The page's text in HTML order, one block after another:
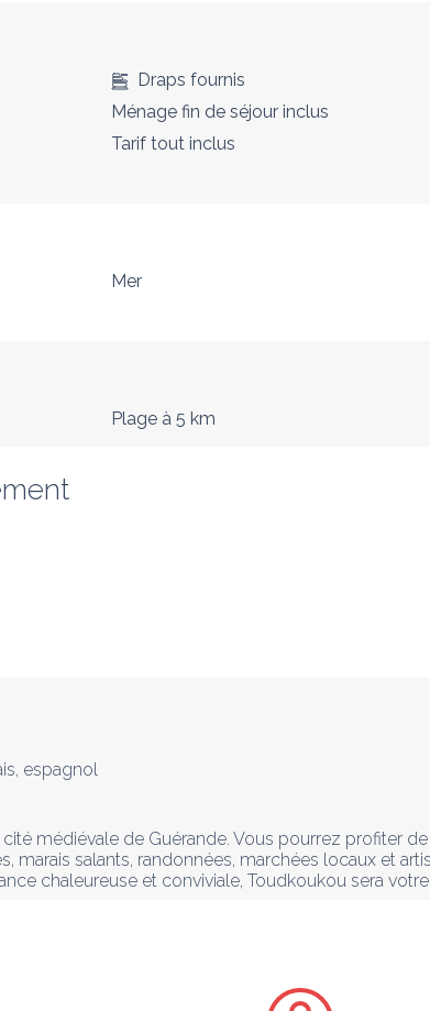
Draps fournis
Ménage fin de séjour inclus
Tarif tout inclus
Mer
Plageà 5 km
, espagnol
médiévale de Guérande. Vous pourrez profiter
marais salants, randonnées, marchées locaux et
chaleureuse et conviviale, Toudkoukou sera